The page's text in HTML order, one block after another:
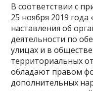
В соответствии с
25 ноября 2019
наставления об
деятельности по
улицах и в
территориальных
обладают правом
дополнительных